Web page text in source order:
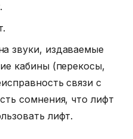
звуки, издаваемые
кабины (перекосы,
связи с
сомнения, что лифт
лифт.